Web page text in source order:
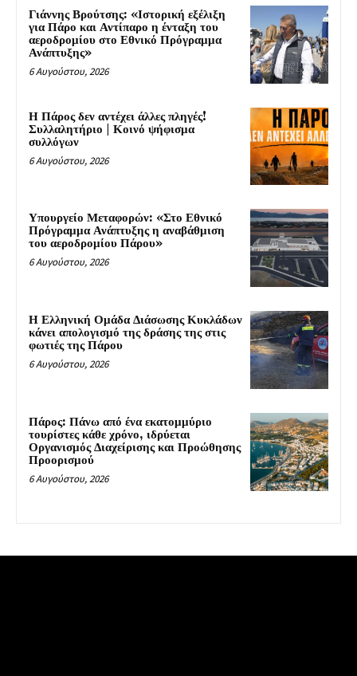
Γιάννης Βρούτσης: «Ιστορική εξέλιξη
για Πάρο και Αντίπαρο η ένταξη του
αεροδρομίου στο Εθνικό Πρόγραμμα
Ανάπτυξης»
6 Αυγούστου, 2026
Η Πάρος δεν αντέχει άλλες πληγές!
Συλλαλητήριο | Κοινό ψήφισμα
συλλόγων
6 Αυγούστου, 2026
Υπουργείο Μεταφορών: «Στο Εθνικό
Πρόγραμμα Ανάπτυξης η αναβάθμιση
του αεροδρομίου Πάρου»
6 Αυγούστου, 2026
Η Ελληνική Ομάδα Διάσωσης Κυκλάδων
κάνει απολογισμό της δράσης της στις
φωτιές της Πάρου
6 Αυγούστου, 2026
Πάρος: Πάνω από ένα εκατομμύριο
τουρίστες κάθε χρόνο, ιδρύεται
Οργανισμός Διαχείρισης και Προώθησης
Προορισμού
6 Αυγούστου, 2026